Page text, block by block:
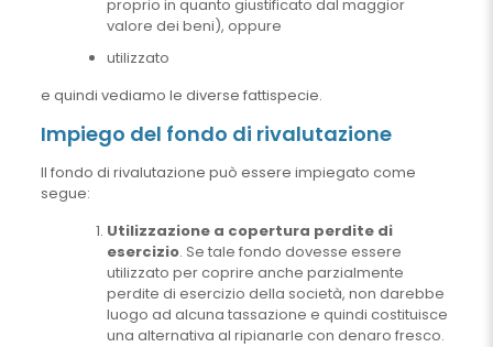
proprio in quanto giustificato dal maggior
valore dei beni), oppure
utilizzato
e quindi vediamo le diverse fattispecie.
Impiego del fondo di rivalutazione
Il fondo di rivalutazione può essere impiegato come
segue:
Utilizzazione a copertura perdite di
esercizio. Se tale fondo dovesse essere
utilizzato per coprire anche parzialmente
perdite di esercizio della società, non darebbe
luogo ad alcuna tassazione e quindi costituisce
una alternativa al ripianarle con denaro fresco.